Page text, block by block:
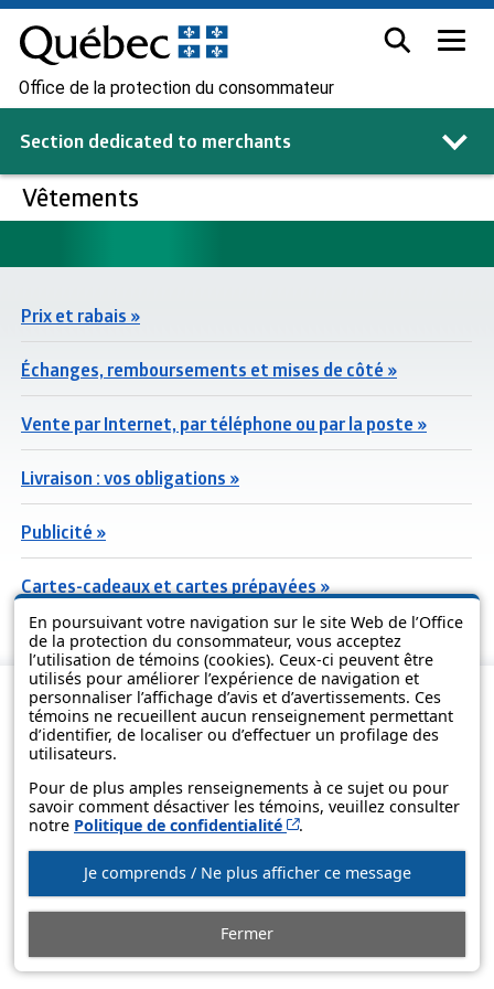
En poursuivant votre navigation sur le site Web de l’Office
de la protection du consommateur, vous acceptez
l’utilisation de témoins (cookies). Ceux-ci peuvent être
utilisés pour améliorer l’expérience de navigation et
personnaliser l’affichage d’avis et d’avertissements. Ces
témoins ne recueillent aucun renseignement permettant
d’identifier, de localiser ou d’effectuer un profilage des
utilisateurs.
Pour de plus amples renseignements à ce sujet ou pour
savoir comment désactiver les témoins, veuillez consulter
notre Politique de confidentialité Cet hyperlien s’ouvrira
.
Je comprends / Ne plus afficher ce message
Fermer
Office de la protection du consommateur
Section dedicated to merchants
Vêtements
Prix et rabais »
Échanges, remboursements et mises de côté »
Vente par Internet, par téléphone ou par la poste »
Livraison : vos obligations »
Publicité »
Cartes-cadeaux et cartes prépayées »